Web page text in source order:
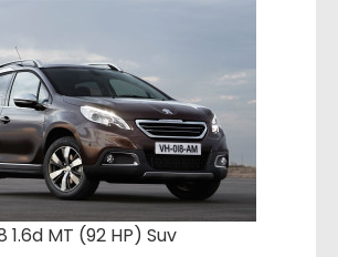
MT (92 HP) Suv